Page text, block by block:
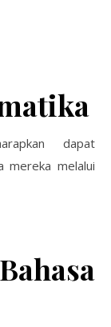
dapat
mereka melalui